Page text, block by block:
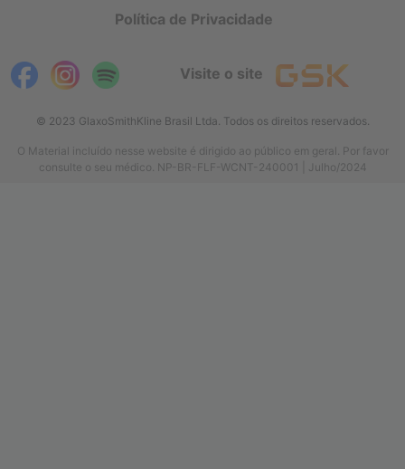
Política de Privacidade
Visite o site
© 2023 GlaxoSmithKline Brasil Ltda. Todos os direitos reservados.
O Material incluído nesse website é dirigido ao público em geral. Por favor
consulte o seu médico. NP-BR-FLF-WCNT-240001 | Julho/2024